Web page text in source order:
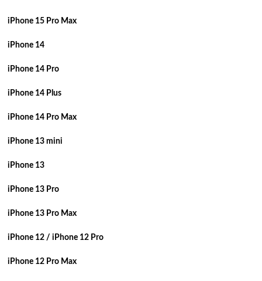
iPhone 15 Pro Max
iPhone 14
iPhone 14 Pro
iPhone 14 Plus
iPhone 14 Pro Max
iPhone 13 mini
iPhone 13
iPhone 13 Pro
iPhone 13 Pro Max
iPhone 12 / iPhone 12 Pro
iPhone 12 Pro Max